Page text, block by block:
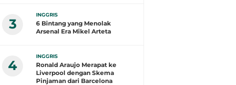
3
INGGRIS
6 Bintang yang Menolak
Arsenal Era Mikel Arteta
4
INGGRIS
Ronald Araujo Merapat ke
Liverpool dengan Skema
Pinjaman dari Barcelona